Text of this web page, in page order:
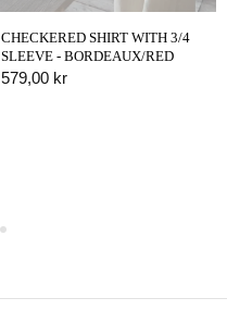
CHECKERED SHIRT WITH 3/4
SLEEVE - BORDEAUX/RED
579,00 kr